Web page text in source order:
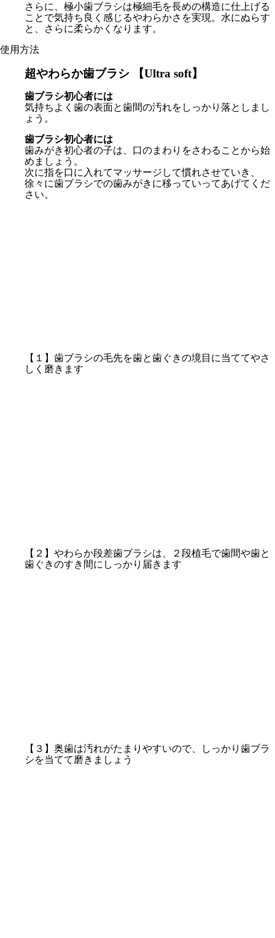
さらに、極小歯ブラシは極細毛を長めの構造に仕上げる
ことで気持ち良く感じるやわらかさを実現。水にぬらす
と、さらに柔らかくなります。
使用方法
超やわらか歯ブラシ 【Ultra soft】
歯ブラシ初心者には
気持ちよく歯の表面と歯間の汚れをしっかり落としまし
ょう。
歯ブラシ初心者には
歯みがき初心者の子は、口のまわりをさわることから始
めましょう。
次に指を口に入れてマッサージして慣れさせていき、
徐々に歯ブラシでの歯みがきに移っていってあげてくだ
さい。
【１】歯ブラシの毛先を歯と歯ぐきの境目に当ててやさ
しく磨きます
【２】やわらか段差歯ブラシは、２段植毛で歯間や歯と
歯ぐきのすき間にしっかり届きます
【３】奥歯は汚れがたまりやすいので、しっかり歯ブラ
シを当てて磨きましょう